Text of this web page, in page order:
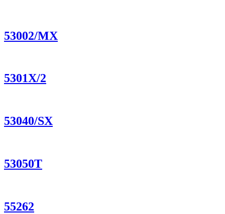
53002/MX
5301X/2
53040/SX
53050T
55262